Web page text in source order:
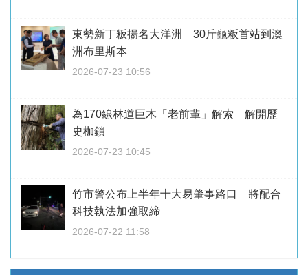
東勢新丁粄揚名大洋洲 30斤龜粄首站到澳
洲布里斯本
2026-07-23 10:56
為170線林道巨木「老前輩」解索 解開歷
史枷鎖
2026-07-23 10:45
竹市警公布上半年十大易肇事路口 將配合
科技執法加強取締
2026-07-22 11:58